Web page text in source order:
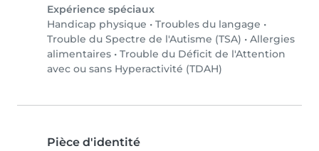
Expérience spéciaux
Handicap physique • Troubles du langage •
Trouble du Spectre de l'Autisme (TSA) • Allergies
alimentaires • Trouble du Déficit de l'Attention
avec ou sans Hyperactivité (TDAH)
Pièce d'identité